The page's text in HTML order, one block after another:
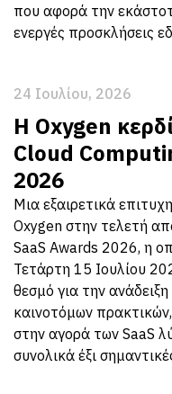
που αφορά την
ενεργές προσκλήσεις
24 Ιουλίου, 2026
Η Oxygen
Cloud
2026
Μια εξαιρετικά
Oxygen στην τελετή
SaaS Awards 2026, η
Τετάρτη 15 Ιουλίου
θεσμό για την
καινοτόμων
στην αγορά των SaaS
συνολικά έξι